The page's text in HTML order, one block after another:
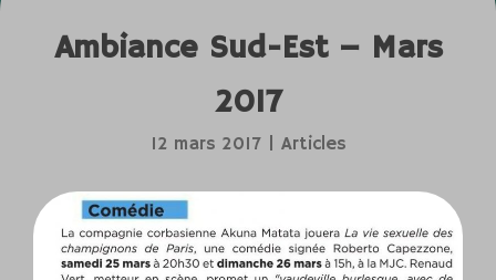
Ambiance Sud-Est – Mars
2017
12 mars 2017 Articles